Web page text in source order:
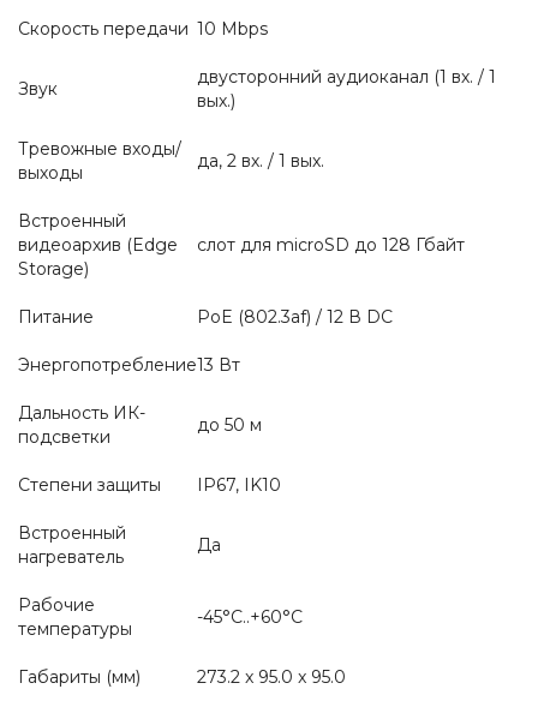
Скорость передачи 10 Mbps
Звук
двусторонний аудиоканал (1 вх. / 1
вых.)
Тревожные входы/
выходы
да, 2 вх. / 1 вых.
Встроенный
видеоархив (Edge
Storage)
слот для microSD до 128 Гбайт
Питание PoE (802.3af) / 12 В DC
Энергопотребление13 Вт
Дальность ИК-
подсветки
до 50 м
Степени защиты IP67, IK10
Встроенный
нагреватель
Да
Рабочие
температуры
-45°C..+60°C
Габариты (мм) 273.2 x 95.0 x 95.0